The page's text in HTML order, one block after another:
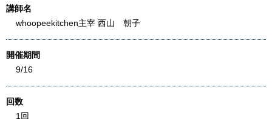
講師名
whoopeekitchen主宰 西山 朝子
開催期間
9/16
回数
1回